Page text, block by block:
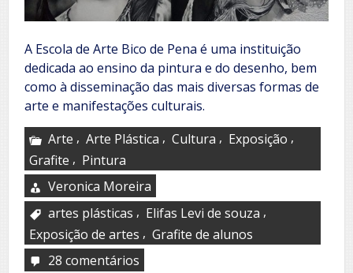
A Escola de Arte Bico de Pena é uma instituição
dedicada ao ensino da pintura e do desenho, bem
como à disseminação das mais diversas formas de
arte e manifestações culturais.
Arte , Arte Plástica , Cultura , Exposição ,
Grafite , Pintura
Veronica Moreira
artes plásticas , Elifas Levi de souza ,
Exposição de artes , Grafite de alunos
28 comentários